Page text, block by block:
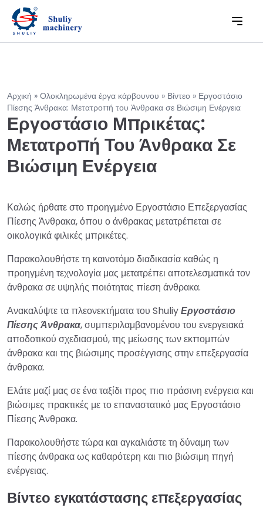
Αρχική » Ολοκληρωμένα έργα κάρβουνου » Βίντεο » Εργοστάσιο
Πίεσης Άνθρακα: Μετατροπή του Άνθρακα σε Βιώσιμη Ενέργεια
Εργοστάσιο Μπρικέτας:
Μετατροπή Του Άνθρακα Σε
Βιώσιμη Ενέργεια
Καλώς ήρθατε στο προηγμένο Εργοστάσιο Επεξεργασίας
Πίεσης Άνθρακα, όπου ο άνθρακας μετατρέπεται σε
οικολογικά φιλικές μπρικέτες.
Παρακολουθήστε τη καινοτόμο διαδικασία καθώς η
προηγμένη τεχνολογία μας μετατρέπει αποτελεσματικά τον
άνθρακα σε υψηλής ποιότητας πίεση άνθρακα.
Ανακαλύψτε τα πλεονεκτήματα του ShuliyΕργοστάσιο
Πίεσης Άνθρακα, συμπεριλαμβανομένου του ενεργειακά
αποδοτικού σχεδιασμού, της μείωσης των εκπομπών
άνθρακα και της βιώσιμης προσέγγισης στην επεξεργασία
άνθρακα.
Ελάτε μαζί μας σε ένα ταξίδι προς πιο πράσινη ενέργεια και
βιώσιμες πρακτικές με το επαναστατικό μας Εργοστάσιο
Πίεσης Άνθρακα.
Παρακολουθήστε τώρα και αγκαλιάστε τη δύναμη των
πίεσης άνθρακα ως καθαρότερη και πιο βιώσιμη πηγή
ενέργειας.
Βίντεο εγκατάστασης επεξεργασίας